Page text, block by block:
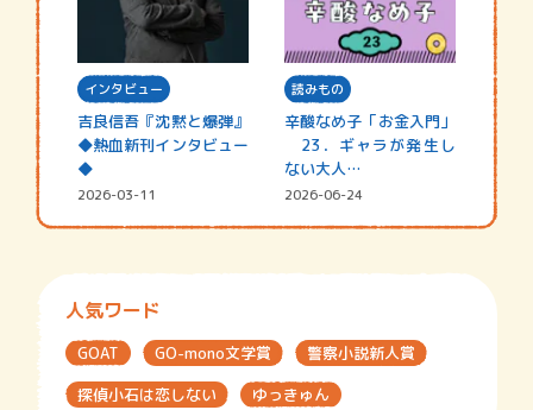
インタビュー
吉良信吾『沈黙と爆弾』
◆熱血新刊インタビュー
◆
2026-03-11
読みもの
辛酸なめ子「お金入門」
23．ギャラが発生し
ない大人…
2026-06-24
人気ワード
GOAT GO-mono文学賞
警察小説新人賞
探偵小石は恋しない
ゆっきゅん